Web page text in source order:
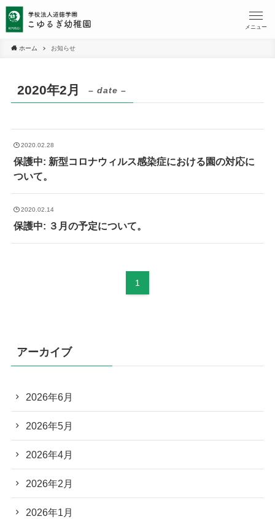
メニュー
ホーム お知らせ
2020年2月 – date –
2020.02.28
保護中: 新型コロナウィルス感染症における園の対応に
ついて。
2020.02.14
保護中: ３月の予定について。
1
アーカイブ
2026年6月
2026年5月
2026年4月
2026年2月
2026年1月